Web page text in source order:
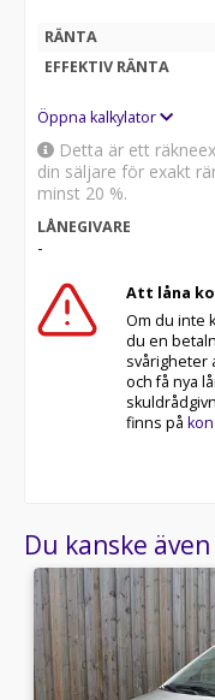
RÄNTA
EFFEKTIV RÄNTA
Öppna kalkylator
Detta är ett
din säljare för exakt
minst 20 %.
LÅNEGIVARE
-
Att låna
Om du inte
du en
svårigheter
och få nya
finns på
Du kanske